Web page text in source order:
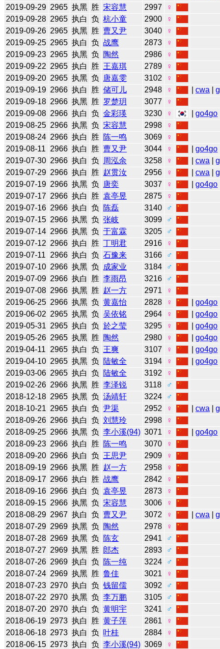
2019-09-29 2965 执黑 胜 宋容慧 2997
♀
2019-09-28 2965 执白 负 杭小童 2900
♀
2019-09-26 2965 执黑 胜 曹又尹 3040
♀
2019-09-25 2965 执白 负 战鹰 2873
♀
2019-09-23 2965 执黑 负 陶然 2986
♀
2019-09-22 2965 执白 胜 王嘉琪 2789
♀
2019-09-20 2965 执黑 负 唐嘉雯 3102
♀
2019-09-19 2966 执白 胜 储可儿 2948 ♀ |cwa |
2019-09-18 2966 执黑 胜 罗楚玥 3077
♀
2019-09-08 2966 执白 负 金彩瑛 3230 ♀ |go4go
2019-08-25 2966 执黑 负 宋容慧 2998
♀
2019-08-24 2966 执白 胜 陈一鸣 3069
♀
2019-08-11
2966 执白 胜 曹又尹 3044 ♀ |go4go
2019-07-30 2966 执白 负 周泓余 3258 ♀ |cwa |
2019-07-29 2966 执白 胜 赵贯汝 2956 ♀ |cwa |
2019-07-19 2966 执黑 负 唐奕 3037 ♀ |go4go
2019-07-17 2966 执白 胜 袁亭昱 2875
♀
2019-07-16 2966 执白 负 陈磊 3140
♂
2019-07-15 2966 执黑 负 张岐 3099
♂
2019-07-14 2966 执黑 负 于富霖 3205
♂
2019-07-12 2966 执白 胜 丁明君 2916
♀
2019-07-11
2966 执白 负 石豫来 3166
♂
2019-07-10 2966 执黑 负 成家业 3184
♂
2019-07-09 2966 执白 胜 李雨昂 3216
♂
2019-07-08 2966 执黑 胜 赵一方 2971
♀
2019-06-25 2966 执黑 负 黄嘉怡 2828 ♀ |go4go
2019-06-02 2965 执黑 负 吴依铭 2964 ♀ |go4go
2019-05-31 2965 执白 负 於之莹 3295 ♀ |go4go
2019-05-26 2965 执黑 胜 陶然 2980 ♀ |go4go
2019-04-11
2965 执白 负 王爽 3107 ♀ |go4go
2019-04-10 2965 执黑 负 陆敏全 3194 ♀ |go4go
2019-03-06 2965 执白 负 陆敏全 3192
♀
2019-02-26 2966 执黑 胜 李泽锐 3118
♂
2018-12-18 2965 执黑 负 汤靖轩 3224
♂
2018-10-21 2965 执白 负 尹渠 2952 ♀ |cwa |
2018-09-26 2966 执白 负 刘慧玲 2998
♀
2018-09-25 2966 执黑 负 李小溪(94) 3071 ♀ |go4go
2018-09-23 2966 执白 胜 陈一鸣 3070
♀
2018-09-20 2966 执白 负 王思尹 2909
♀
2018-09-19 2966 执黑 胜 赵一方 2958
♀
2018-09-17 2966 执白 胜 战鹰 2842
♀
2018-09-16 2966 执白 负 袁亭昱 2873
♀
2018-09-15 2966 执黑 负 宋容慧 3006
♀
2018-08-29 2967 执白 负 曹又尹 3072 ♀ |cwa |
2018-07-29 2969 执黑 负 陶然 2978
♀
2018-07-28 2969 执黑 负 陈玄 2941
♂
2018-07-27 2969 执黑 胜 郎杰 2893
♂
2018-07-26 2969 执白 负 陈一纯 3224
♂
2018-07-24 2969 执黑 胜 鲁佳 3021
♀
2018-07-23 2970 执白 负 钱留儒 3092
♂
2018-07-22 2970 执黑 负 李万鹏 3105
♂
2018-07-20 2970 执白 负 黄明宇 3241
♂
2018-06-19 2973 执白 胜 黄子萍 2861
♀
2018-06-18 2973 执白 负 叶桂 2884
♀
2018-06-15 2973 执白 负 李小溪(94) 3069
♀